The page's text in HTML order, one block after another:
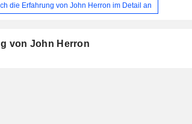
die Erfahrung von John Herron im Detail an
von John Herron